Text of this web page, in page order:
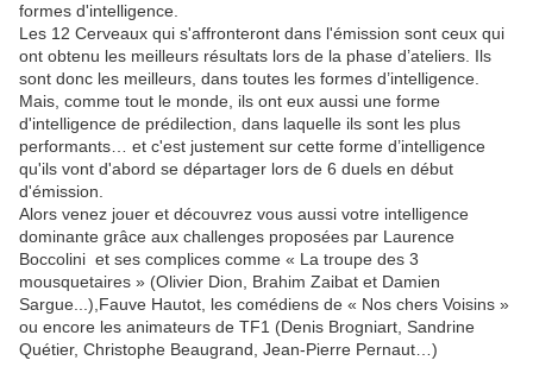
formes d'intelligence.
Les 12 Cerveaux qui s'affronteront dans l'émission sont ceux qui
ont obtenu les meilleurs résultats lors de la phase d’ateliers. Ils
sont donc les meilleurs, dans toutes les formes d’intelligence.
Mais, comme tout le monde, ils ont eux aussi une forme
d'intelligence de prédilection, dans laquelle ils sont les plus
performants… et c'est justement sur cette forme d’intelligence
qu'ils vont d'abord se départager lors de 6 duels en début
d'émission.
Alors venez jouer et découvrez vous aussi votre intelligence
dominante grâce aux challenges proposées par Laurence
Boccolini et ses complices comme « La troupe des 3
mousquetaires » (Olivier Dion, Brahim Zaibat et Damien
Sargue...),Fauve Hautot, les comédiens de « Nos chers Voisins »
ou encore les animateurs de TF1 (Denis Brogniart, Sandrine
Quétier, Christophe Beaugrand, Jean-Pierre Pernaut…)